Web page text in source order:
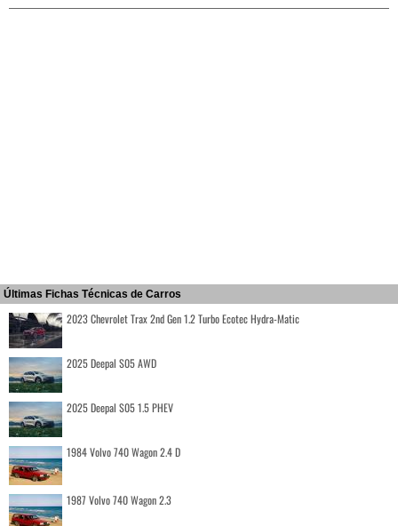
Últimas Fichas Técnicas de Carros
2023 Chevrolet Trax 2nd Gen 1.2 Turbo Ecotec Hydra-Matic
2025 Deepal S05 AWD
2025 Deepal S05 1.5 PHEV
1984 Volvo 740 Wagon 2.4 D
1987 Volvo 740 Wagon 2.3